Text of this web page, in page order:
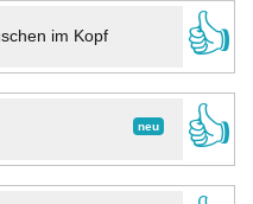
im Kopf
👍
neu
👍